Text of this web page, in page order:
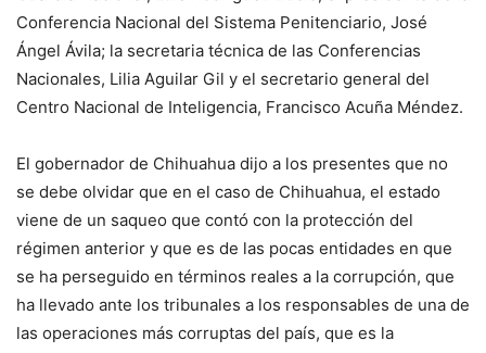
Conferencia Nacional del Sistema Penitenciario, José
Ángel Ávila; la secretaria técnica de las Conferencias
Nacionales, Lilia Aguilar Gil y el secretario general del
Centro Nacional de Inteligencia, Francisco Acuña Méndez.
El gobernador de Chihuahua dijo a los presentes que no
se debe olvidar que en el caso de Chihuahua, el estado
viene de un saqueo que contó con la protección del
régimen anterior y que es de las pocas entidades en que
se ha perseguido en términos reales a la corrupción, que
ha llevado ante los tribunales a los responsables de una de
las operaciones más corruptas del país, que es la